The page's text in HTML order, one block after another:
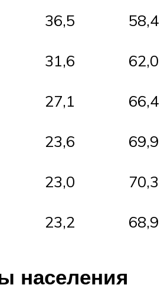
36,5
58,4
31,6
62,0
27,1
66,4
23,6
69,9
23,0
70,3
23,2 68,9
населения